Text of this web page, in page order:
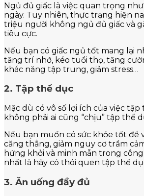
Ngủ đủ giấc là việc quan trọng
ngày. Tuy nhiên, thực trạng hiện
triệu người không ngủ đủ giấc và
tiêu cực.
Nếu bạn có giấc ngủ tốt mang lại
tăng trí nhớ, kéo tuổi thọ, tăng
khác năng tập trung, giảm stress…
2. Tập thể dục
Mặc dù có vô số lợi ích của việc
không phải ai cũng “chịu” tập thể
Nếu bạn muốn có sức khỏe tốt để
căng thẳng, giảm nguy cơ trầm
hứng khởi và minh mẫn trong
nhất là hãy có thói quen tập thể
3. Ăn uống đầy đủ